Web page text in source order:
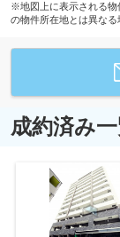
※地図上に表示される物
の物件所在地とは異なる
成約済み